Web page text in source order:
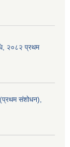
२०८२ प्रथम
संशोधन),